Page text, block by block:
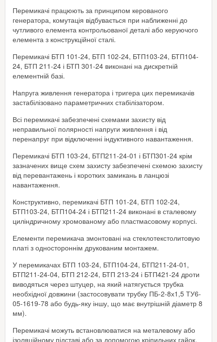
Перемикачі працюють за принципом керованого
генератора, комутація відбувається при наближенні до
чутливого елемента контрольованої деталі або керуючого
елемента з конструкційної сталі.
Перемикачі БТП 101-24, БТП 102-24, БТП103-24, БТП104-
24, БТП 211-24 і БТП 301-24 виконані на дискретній
елементній базі.
Напруга живлення генератора і тригера цих перемикачів
застабілізовано параметричних стабілізатором.
Всі перемикачі забезпечені схемами захисту від
неправильної полярності напруги живлення і від
перенапруг при відключенні індуктивного навантаження.
Перемикачі БТП 103-24, БТП211-24-01 і БТП301-24 крім
зазначених вище схем захисту забезпечені схемою захисту
від перевантажень і коротких замикань в ланцюзі
навантаження.
Конструктивно, перемикачі БТП 101-24, БТП 102-24,
БТП103-24, БТП104-24 і БТП211-24 виконані в сталевому
циліндричному хромованому або пластмасовому корпусі.
Елементи перемикача змонтовані на стеклотекстолитовую
платі з одностороннім друкованим монтажем.
У перемикачах БТП 103-24, БТП104-24, БТП211-24-01,
БТП211-24-04, БТП 212-24, БТП 213-24 і БТП421-24 дроти
виводяться через штуцер, на який натягується трубка
необхідної довжини (застосовувати трубку ПБ-2-8х1,5 ТУ6-
05-1619-78 або будь-яку іншу, що має внутрішній діаметр 8
мм).
Перемикачі можуть встановлюватися на металевому або
ізоляційному підставі або за допомогою кріпильних гайок,